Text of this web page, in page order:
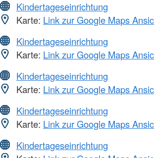
Kindertageseinrichtung
Karte: Link zur Google Maps
Kindertageseinrichtung
Karte: Link zur Google Maps
Kindertageseinrichtung
Karte: Link zur Google Maps
Kindertageseinrichtung
Karte: Link zur Google Maps
Kindertageseinrichtung